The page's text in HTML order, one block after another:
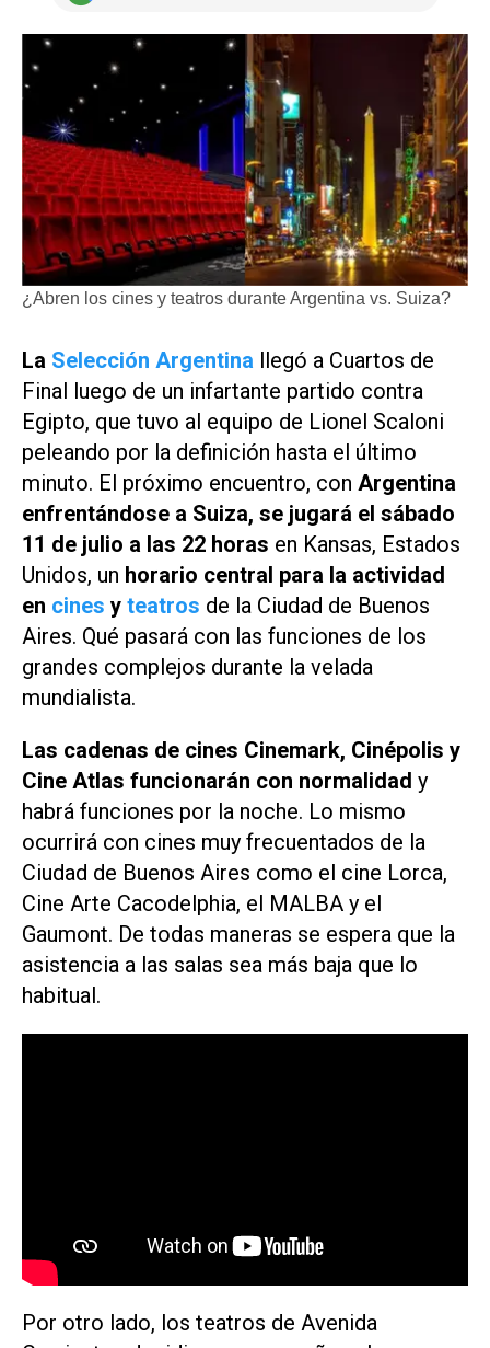
¿Abren los cines y teatros durante Argentina vs. Suiza?
La Selección Argentina llegó a Cuartos de
Final luego de un infartante partido contra
Egipto, que tuvo al equipo de Lionel Scaloni
peleando por la definición hasta el último
minuto. El próximo encuentro, con Argentina
enfrentándose a Suiza, se jugará el sábado
11 de julio a las 22 horas en Kansas, Estados
Unidos, un horario central para la actividad
en cines y teatros de la Ciudad de Buenos
Aires. Qué pasará con las funciones de los
grandes complejos durante la velada
mundialista.
Las cadenas de cines Cinemark, Cinépolis y
Cine Atlas funcionarán con normalidad y
habrá funciones por la noche. Lo mismo
ocurrirá con cines muy frecuentados de la
Ciudad de Buenos Aires como el cine Lorca,
Cine Arte Cacodelphia, el MALBA y el
Gaumont. De todas maneras se espera que la
asistencia a las salas sea más baja que lo
habitual.
Por otro lado, los teatros de Avenida